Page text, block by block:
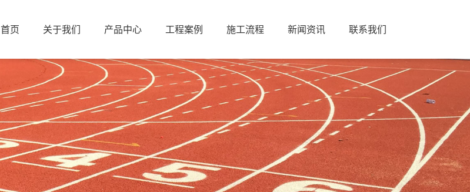
首页 关于我们 产品中心 工程案例 施工流程 新闻资讯 联系我们